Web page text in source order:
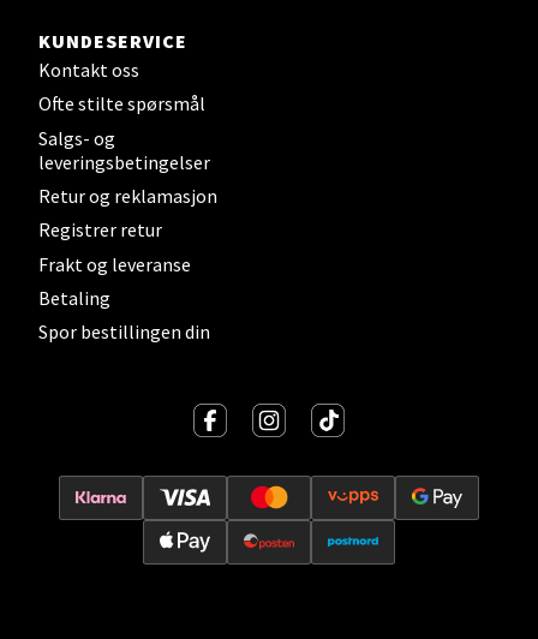
KUNDESERVICE
Kontakt oss
Ofte stilte spørsmål
Salgs- og
leveringsbetingelser
Retur og reklamasjon
Registrer retur
Frakt og leveranse
Betaling
Spor bestillingen din
Madlakrossen nr 9, 4042 Stavanger
Åpent i dag 10-20
0 i butikk
Levanger - Magneten
Moafjæra 14, 7606 Levanger
Velg